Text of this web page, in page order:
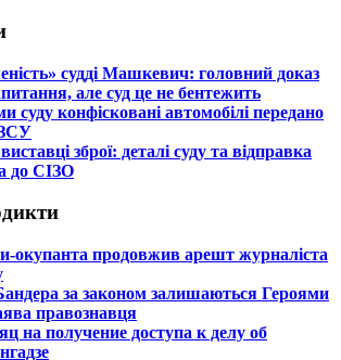
судді Машкевич: головний доказ
але суд це не бентежить
суду конфісковані автомобілі передано
зброї: деталі суду та відправка
до СІЗО
окупанта продовжив арешт журналіста
за законом залишаються Героями
правознавця
на получение доступа к делу об